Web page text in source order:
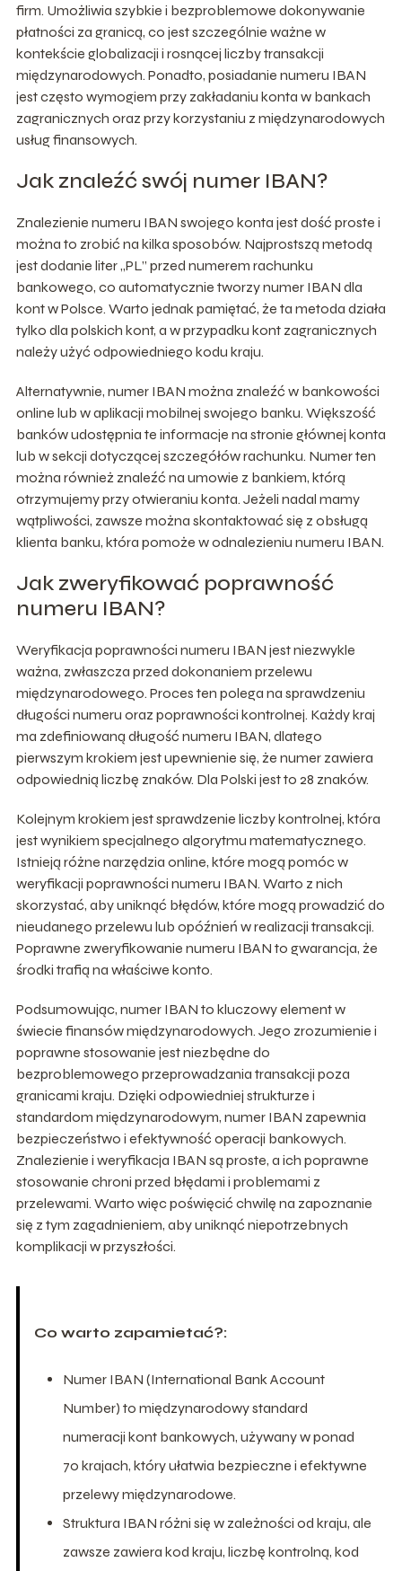
firm. Umożliwia szybkie i bezproblemowe dokonywanie
płatności za granicą, co jest szczególnie ważne w
kontekście globalizacji i rosnącej liczby transakcji
międzynarodowych. Ponadto, posiadanie numeru IBAN
jest często wymogiem przy zakładaniu konta w bankach
zagranicznych oraz przy korzystaniu z międzynarodowych
usług finansowych.
Jak znaleźć swój numer IBAN?
Znalezienie numeru IBAN swojego konta jest dość proste i
można to zrobić na kilka sposobów. Najprostszą metodą
jest dodanie liter „PL” przed numerem rachunku
bankowego, co automatycznie tworzy numer IBAN dla
kont w Polsce. Warto jednak pamiętać, że ta metoda działa
tylko dla polskich kont, a w przypadku kont zagranicznych
należy użyć odpowiedniego kodu kraju.
Alternatywnie, numer IBAN można znaleźć w bankowości
online lub w aplikacji mobilnej swojego banku. Większość
banków udostępnia te informacje na stronie głównej konta
lub w sekcji dotyczącej szczegółów rachunku. Numer ten
można również znaleźć na umowie z bankiem, którą
otrzymujemy przy otwieraniu konta. Jeżeli nadal mamy
wątpliwości, zawsze można skontaktować się z obsługą
klienta banku, która pomoże w odnalezieniu numeru IBAN.
Jak zweryfikować poprawność
numeru IBAN?
Weryfikacja poprawności numeru IBAN jest niezwykle
ważna, zwłaszcza przed dokonaniem przelewu
międzynarodowego. Proces ten polega na sprawdzeniu
długości numeru oraz poprawności kontrolnej. Każdy kraj
ma zdefiniowaną długość numeru IBAN, dlatego
pierwszym krokiem jest upewnienie się, że numer zawiera
odpowiednią liczbę znaków. Dla Polski jest to 28 znaków.
Kolejnym krokiem jest sprawdzenie liczby kontrolnej, która
jest wynikiem specjalnego algorytmu matematycznego.
Istnieją różne narzędzia online, które mogą pomóc w
weryfikacji poprawności numeru IBAN. Warto z nich
skorzystać, aby uniknąć błędów, które mogą prowadzić do
nieudanego przelewu lub opóźnień w realizacji transakcji.
Poprawne zweryfikowanie numeru IBAN to gwarancja, że
środki trafią na właściwe konto.
Podsumowując, numer IBAN to kluczowy element w
świecie finansów międzynarodowych. Jego zrozumienie i
poprawne stosowanie jest niezbędne do
bezproblemowego przeprowadzania transakcji poza
granicami kraju. Dzięki odpowiedniej strukturze i
standardom międzynarodowym, numer IBAN zapewnia
bezpieczeństwo i efektywność operacji bankowych.
Znalezienie i weryfikacja IBAN są proste, a ich poprawne
stosowanie chroni przed błędami i problemami z
przelewami. Warto więc poświęcić chwilę na zapoznanie
się z tym zagadnieniem, aby uniknąć niepotrzebnych
komplikacji w przyszłości.
Co warto zapamietać?:
Numer IBAN (International Bank Account
Number) to międzynarodowy standard
numeracji kont bankowych, używany w ponad
70 krajach, który ułatwia bezpieczne i efektywne
przelewy międzynarodowe.
Struktura IBAN różni się w zależności od kraju, ale
zawsze zawiera kod kraju, liczbę kontrolną, kod